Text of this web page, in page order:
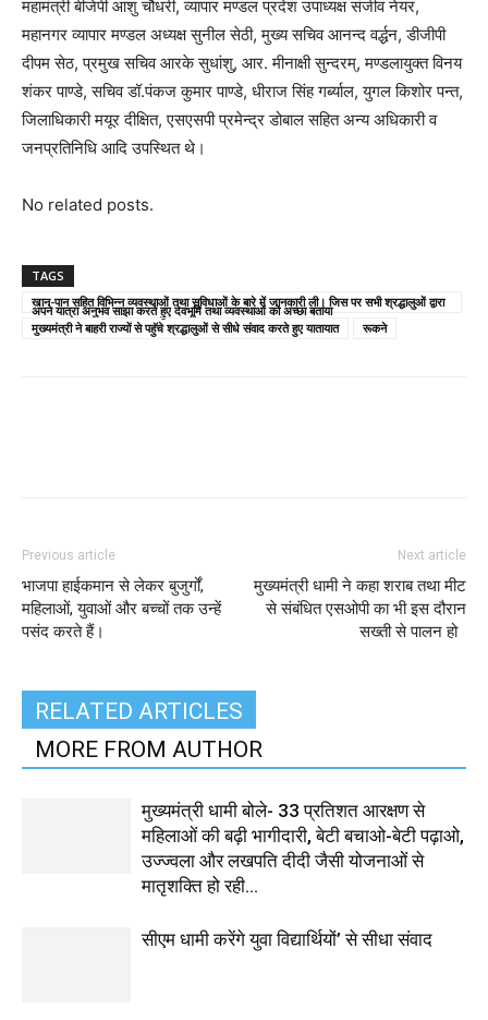
महामंत्री बीजेपी आशु चौधरी, व्यापार मण्डल प्रदेश उपाध्यक्ष संजीव नेयर,
महानगर व्यापार मण्डल अध्यक्ष सुनील सेठी, मुख्य सचिव आनन्द वर्द्धन, डीजीपी
दीपम सेठ, प्रमुख सचिव आरके सुधांशु, आर. मीनाक्षी सुन्दरम्, मण्डलायुक्त विनय
शंकर पाण्डे, सचिव डॉ.पंकज कुमार पाण्डे, धीराज सिंह गर्ब्याल, युगल किशोर पन्त,
जिलाधिकारी मयूर दीक्षित, एसएसपी प्रमेन्द्र डोबाल सहित अन्य अधिकारी व
जनप्रतिनिधि आदि उपस्थित थे।
No related posts.
TAGS
खान-पान सहित विभिन्न व्यवस्थाओं तथा सुविधाओं के बारे में जानकारी ली। जिस पर सभी श्रद्धालुओं द्वारा
अपने यात्रा अनुभव साझा करते हुए देवभूमि तथा व्यवस्थाओं को अच्छा बताया
मुख्यमंत्री ने बाहरी राज्यों से पहुॅचे श्रद्धालुओं से सीधे संवाद करते हुए यातायात
रूकने
Previous article
भाजपा हाईकमान से लेकर बुजुर्गों,
महिलाओं, युवाओं और बच्चों तक उन्हें
पसंद करते हैं।
Next article
मुख्यमंत्री धामी ने कहा शराब तथा मीट
से संबंधित एसओपी का भी इस दौरान
सख्ती से पालन हो
RELATED ARTICLES
MORE FROM AUTHOR
मुख्यमंत्री धामी बोले- 33 प्रतिशत आरक्षण से
महिलाओं की बढ़ी भागीदारी, बेटी बचाओ-बेटी पढ़ाओ,
उज्ज्वला और लखपति दीदी जैसी योजनाओं से
मातृशक्ति हो रही...
सीएम धामी करेंगे युवा विद्यार्थियों’ से सीधा संवाद